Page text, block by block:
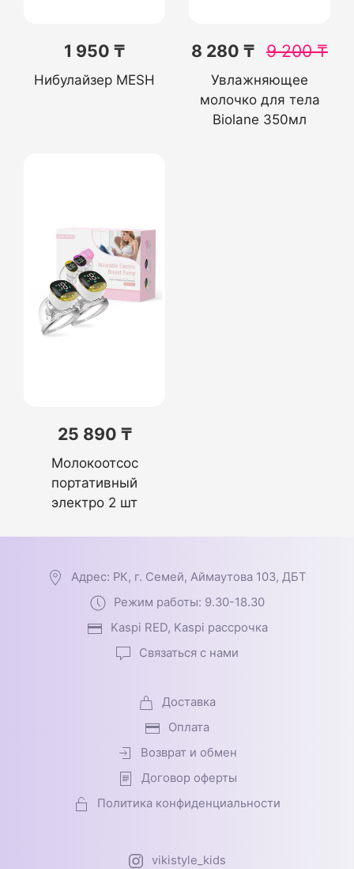
1 950 ₸
Нибулайзер MESH
8 280 ₸ 9 200₸
Увлажняющее
молочко для тела
Biolane 350мл
25 890 ₸
Молокоотсос
портативный
электро 2 шт
Адрес: РК, г. Семей, Аймаутова 103, ДБТ
Режим работы: 9.30-18.30
Kaspi RED, Kaspi рассрочка
Связаться с нами
Доставка
Оплата
Возврат и обмен
Договор оферты
Политика конфиденциальности
vikistyle_kids